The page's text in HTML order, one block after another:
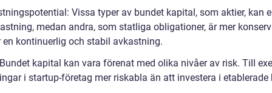
Vissa typer av bundet kapital, som aktier, kan
medan andra, som statliga obligationer, är mer
en kontinuerlig och stabil avkastning.
kapital kan vara förenat med olika nivåer av risk. Till
i startup-företag mer riskabla än att investera i etablerade